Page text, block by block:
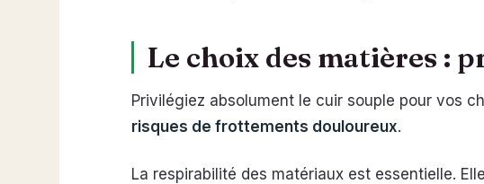
Le choix des matières :
Privilégiez absolument le cuir souple pour vos
risques de frottements douloureux.
La respirabilité des matériaux est essentielle.